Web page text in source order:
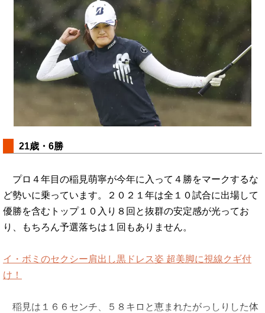
21歳・6勝
プロ４年目の稲見萌寧が今年に入って４勝をマークするな
ど勢いに乗っています。２０２１年は全１０試合に出場して
優勝を含むトップ１０入り８回と抜群の安定感が光ってお
り、もちろん予選落ちは１回もありません。
イ・ボミのセクシー肩出し黒ドレス姿 超美脚に視線クギ付
け！
稲見は１６６センチ、５８キロと恵まれたがっしりした体